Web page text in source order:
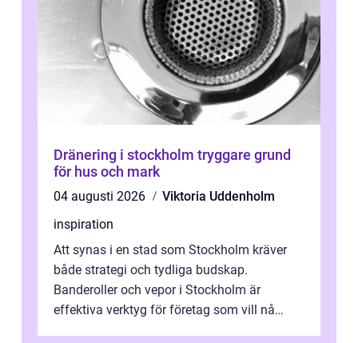
Dränering i stockholm tryggare grund
för hus och mark
04 augusti 2026
Viktoria Uddenholm
inspiration
Att synas i en stad som Stockholm kräver
både strategi och tydliga budskap.
Banderoller och vepor i Stockholm är
effektiva verktyg för företag som vill nå